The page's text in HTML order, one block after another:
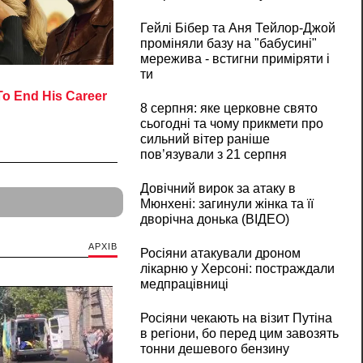
АРХІВ
Гейлі Бібер та Аня Тейлор-Джой
проміняли базу на "бабусині"
мережива - встигни приміряти і
ти
8 серпня: яке церковне свято
сьогодні та чому прикмети про
сильний вітер раніше
пов’язували з 21 серпня
Довічний вирок за атаку в
Мюнхені: загинули жінка та її
дворічна донька (ВІДЕО)
Росіяни атакували дроном
лікарню у Херсоні: постраждали
медпрацівниці
Росіяни чекають на візит Путіна
в регіони, бо перед цим завозять
тонни дешевого бензину